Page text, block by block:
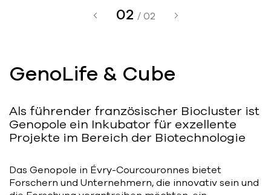
02 / 02
GenoLife & Cube
Als führender französischer Biocluster ist
Genopole ein Inkubator für exzellente
Projekte im Bereich der Biotechnologie
Das Genopole in Évry-Courcouronnes bietet
Forschern und Unternehmern, die innovativ sein und
Patriarche.
Maître d'ouvrage
Autumn | Patriarche
Contractant général
Contractant général d’aménagement
intérieur